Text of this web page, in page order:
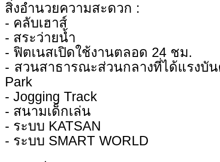
สิ่งอำนวยความสะดวก :
- คลับเฮาส์
- สระว่ายน้ำ
- ฟิตเนสเปิดใช้งานตลอด 24 ชม.
- สวนสาธารณะส่วนกลางที่ได้แรงบัน
Park
- Jogging Track
- สนามเด็กเล่น
- ระบบ KATSAN
- ระบบ SMART WORLD